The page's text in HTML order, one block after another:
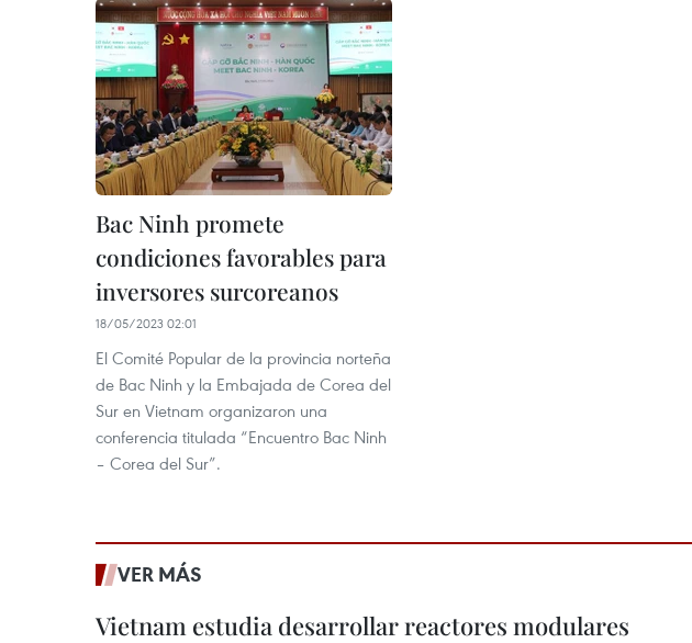
Bac Ninh promete
condiciones favorables para
inversores surcoreanos
18/05/2023 02:01
El Comité Popular de la provincia norteña
de Bac Ninh y la Embajada de Corea del
Sur en Vietnam organizaron una
conferencia titulada “Encuentro Bac Ninh
– Corea del Sur”.
VER MÁS
Vietnam estudia desarrollar reactores modulares